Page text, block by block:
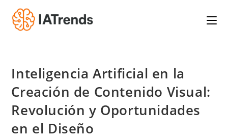
Saltar
contenido
Inteligencia Artificial en la
Creación de Contenido Visual:
Revolución y Oportunidades
en el Diseño